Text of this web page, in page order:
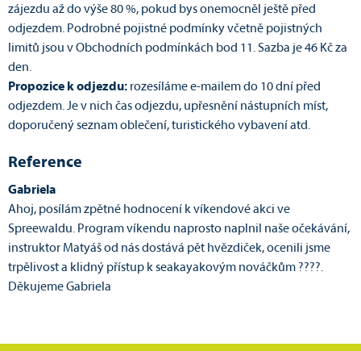
zájezdu až do výše 80 %, pokud bys onemocněl ještě před
odjezdem. Podrobné pojistné podmínky včetně pojistných
limitů jsou v Obchodních podmínkách bod 11. Sazba je 46 Kč za
den.
Propozice k odjezdu: rozesíláme e-mailem do 10 dní před
odjezdem. Je v nich čas odjezdu, upřesnění nástupních míst,
doporučený seznam oblečení, turistického vybavení atd.
Reference
Gabriela
Ahoj, posílám zpětné hodnocení k víkendové akci ve
Spreewaldu. Program víkendu naprosto naplnil naše očekávání,
instruktor Matyáš od nás dostává pět hvězdiček, ocenili jsme
trpělivost a klidný přístup k seakayakovým nováčkům ????.
Děkujeme Gabriela